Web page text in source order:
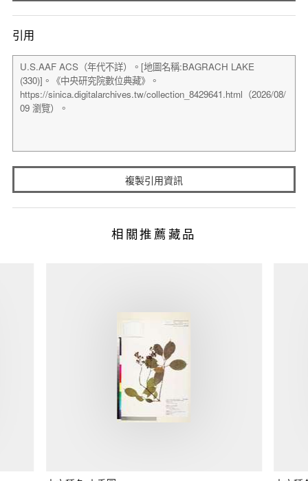
引用
複製引用資訊
相關推薦藏品